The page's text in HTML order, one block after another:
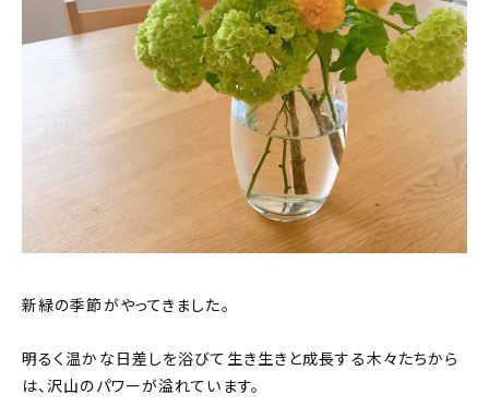
新緑の季節がやってきました。
明るく温かな日差しを浴びて生き生きと成長する木々たちから
は、沢山のパワーが溢れています。